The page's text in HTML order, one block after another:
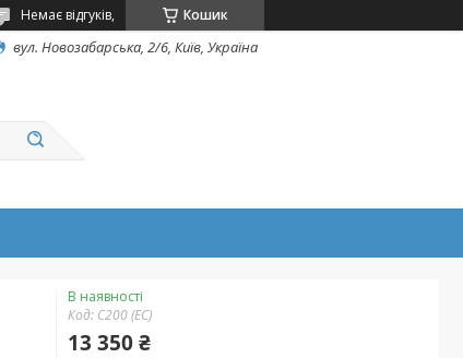
Кошик
Немає відгуків,
вул. Новозабарська, 2/6, Київ, Україна
В наявності
Код: C200 (EC)
13 350 ₴